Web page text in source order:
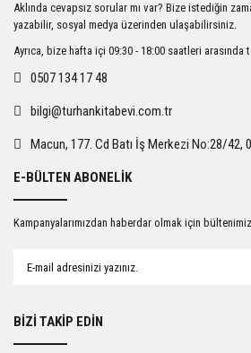
Ürün açıklamasında eksik bilgiler bulunuyor.
Ürün bilgilerinde hatalar bulunuyor.
Ürün fiyatı diğer sitelerden daha pahalı.
Gönder
Aklında cevapsız sorular mı var? Bize istediğin
yazabilir, sosyal medya üzerinden ulaşabilirsiniz.
Ayrıca, bize hafta içi 09:30 - 18:00 saatleri
0507 134 17 48
bilgi@turhankitabevi.com.tr
Macun, 177. Cd Batı İş Merkezi No:28/42,
E-BÜLTEN ABONELİK
Kampanyalarımızdan haberdar olmak için
BİZİ TAKİP EDİN